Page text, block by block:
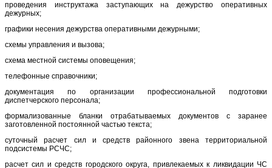
проведения инструктажа заступающих на дежурство оперативных
дежурных;
графики несения дежурства оперативными дежурными;
схемы управления и вызова;
схема местной системы оповещения;
телефонные справочники;
документация по организации профессиональной подготовки
диспетчерского персонала;
формализованные бланки отрабатываемых документов с заранее
заготовленной постоянной частью текста;
суточный расчет сил и средств районного звена территориальной
подсистемы РСЧС;
расчет сил и средств городского округа, привлекаемых к ликвидации ЧС